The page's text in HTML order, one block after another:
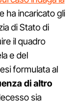
ha incaricato gli
di Stato di
il quadro
e del
formulata al
di altro
sia